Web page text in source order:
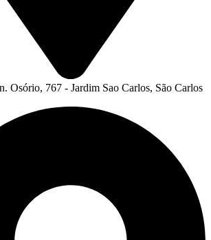
Osório, 767 - Jardim Sao Carlos, São Carlos